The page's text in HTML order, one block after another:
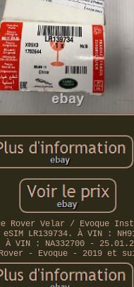
Rover Velar / Evoque
LR139734. À VIN :
À VIN : NA332700 -
Rover - Evoque - 2019 et